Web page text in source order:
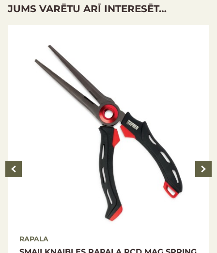
JUMS VARĒTU ARĪ INTERESĒT…
RAPALA